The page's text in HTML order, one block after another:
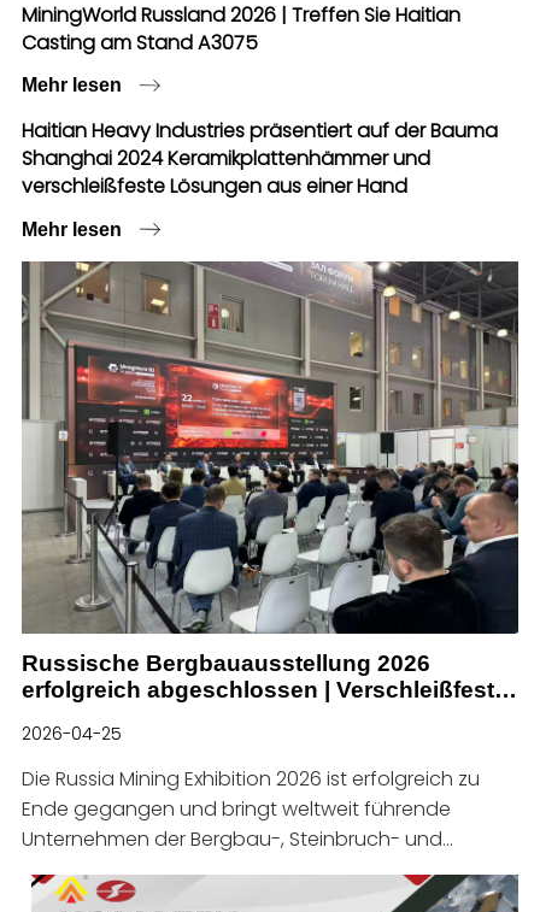
MiningWorld Russland 2026 | Treffen Sie Haitian
Casting am Stand A3075
Mehr lesen
Haitian Heavy Industries präsentiert auf der Bauma
Shanghai 2024 Keramikplattenhämmer und
verschleißfeste Lösungen aus einer Hand
Mehr lesen
Russische Bergbauausstellung 2026
erfolgreich abgeschlossen | Verschleißfeste
Industriekooperation
2026-04-25
Die Russia Mining Exhibition 2026 ist erfolgreich zu
Ende gegangen und bringt weltweit führende
Unternehmen der Bergbau-, Steinbruch- und
Schwermaschinenindustrie zusammen.